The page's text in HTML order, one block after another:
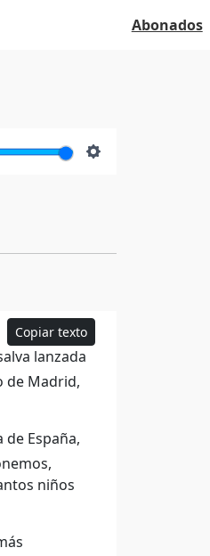
Abonados
Copiar texto
lanzada
de Madrid,
España,
niños